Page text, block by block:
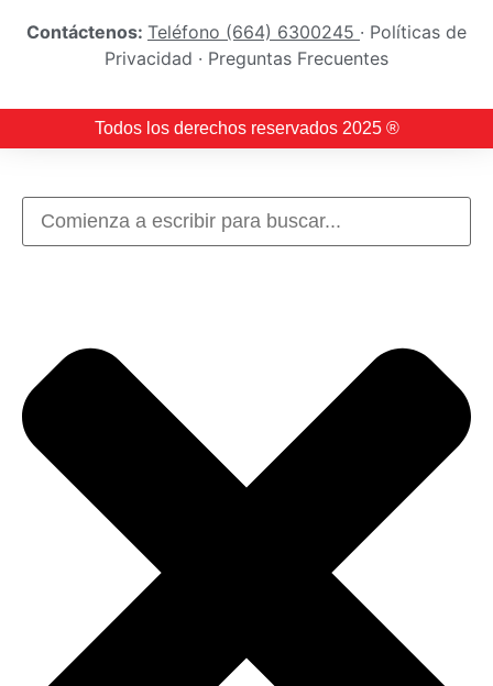
Contáctenos: Teléfono (664) 6300245 · Políticas de
Privacidad · Preguntas Frecuentes
Todos los derechos reservados 2025 ®